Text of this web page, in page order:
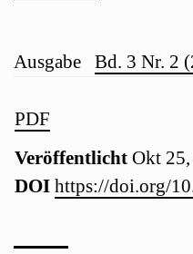
Artikel-
Sidebar
PDF
Veröffentlicht Okt
DOI https://doi.org/
Artikel-
Details
Ausgabe Bd. 3 Nr. 2